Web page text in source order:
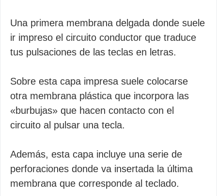
Una primera membrana delgada donde suele
ir impreso el circuito conductor que traduce
tus pulsaciones de las teclas en letras.
Sobre esta capa impresa suele colocarse
otra membrana plástica que incorpora las
«burbujas» que hacen contacto con el
circuito al pulsar una tecla.
Además, esta capa incluye una serie de
perforaciones donde va insertada la última
membrana que corresponde al teclado.